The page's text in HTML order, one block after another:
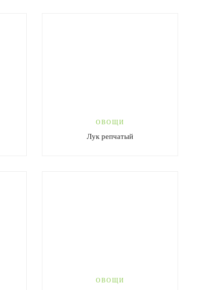
ОВОЩИ
Лук репчатый
ОВОЩИ